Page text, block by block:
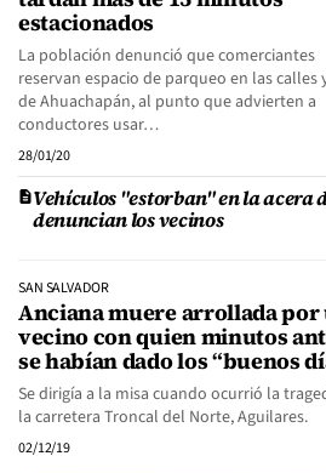
estacionados
La población denunció que comerciantes
reservan espacio de parqueo en las calles
de Ahuachapán, al punto que advierten a
conductores usar…
28/01/20
Vehículos "estorban" en la acera
denuncian los vecinos
SAN SALVADOR
Anciana muere arrollada por
vecino con quien minutos
se habían dado los “buenos
Se dirigía a la misa cuando ocurrió la
la carretera Troncal del Norte, Aguilares.
02/12/19